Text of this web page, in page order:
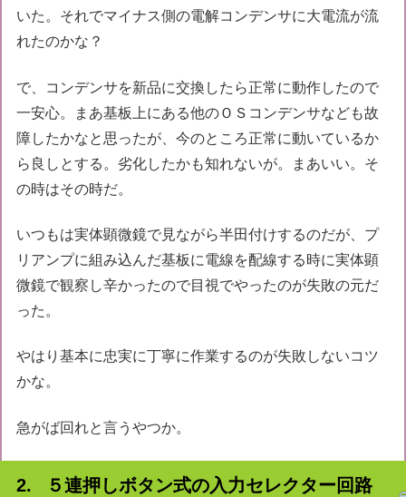
いた。それでマイナス側の電解コンデンサに大電流が流
れたのかな？
で、コンデンサを新品に交換したら正常に動作したので
一安心。まあ基板上にある他のＯＳコンデンサなども故
障したかなと思ったが、今のところ正常に動いているか
ら良しとする。劣化したかも知れないが。まあいい。そ
の時はその時だ。
いつもは実体顕微鏡で見ながら半田付けするのだが、プ
リアンプに組み込んだ基板に電線を配線する時に実体顕
微鏡で観察し辛かったので目視でやったのが失敗の元だ
った。
やはり基本に忠実に丁寧に作業するのが失敗しないコツ
かな。
急がば回れと言うやつか。
５連押しボタン式の入力セレクター回路